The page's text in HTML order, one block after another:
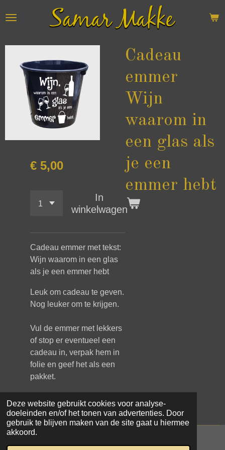
Deze website gebruikt cookies voor analyse-
doeleinden en/of het tonen van advertenties. Door
gebruik te blijven maken van de site gaat u hiermee
akkoord.
direct
de
hoofdinhoud
Cadeau
emmer
Wijn
waarom in
een glas als
je een
emmer hebt
€ 5,00
In
winkelwagen
Cadeau emmer met tekst:
Wijn waarom in een glas
als je een emmer hebt
Leuk om cadeau te geven.
Nog leuker om te krijgen.
Vul de emmer met lekkers
of stop er eventueel een
cadeau in, verpak hem in
folie en geef het als een
pakket.